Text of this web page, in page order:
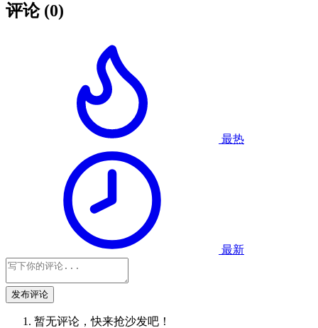
评论 (0)
最热
最新
发布评论
暂无评论，快来抢沙发吧！